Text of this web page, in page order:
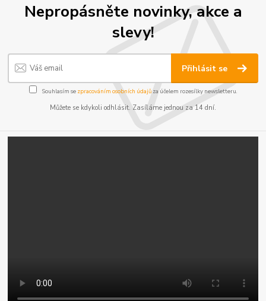
Nepropásněte novinky, akce a
slevy!
Přihlásit se
Souhlasím se zpracováním osobních údajůza účelem rozesílky newsletteru.
Můžete se kdykoli odhlásit. Zasíláme jednou za 14 dní.